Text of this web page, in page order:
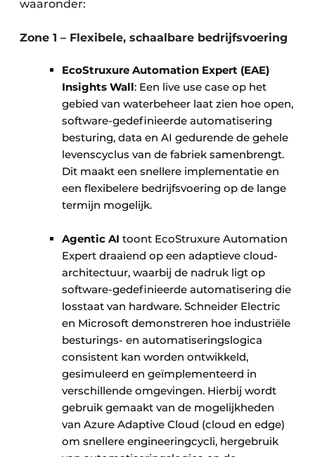
waaronder:
Zone 1 – Flexibele, schaalbare bedrijfsvoering
EcoStruxure Automation Expert (EAE)
Insights Wall: Een live use case op het
gebied van waterbeheer laat zien hoe open,
software-gedefinieerde automatisering
besturing, data en AI gedurende de gehele
levenscyclus van de fabriek samenbrengt.
Dit maakt een snellere implementatie en
een flexibelere bedrijfsvoering op de lange
termijn mogelijk. ​
Agentic AI toont EcoStruxure Automation
Expert draaiend op een adaptieve cloud-
architectuur, waarbij de nadruk ligt op
software-gedefinieerde automatisering die
losstaat van hardware. Schneider Electric
en Microsoft demonstreren hoe industriële
besturings- en automatiseringslogica
consistent kan worden ontwikkeld,
gesimuleerd en geïmplementeerd in
verschillende omgevingen. Hierbij wordt
gebruik gemaakt van de mogelijkheden
van Azure Adaptive Cloud (cloud en edge)
om snellere engineeringcycli, hergebruik